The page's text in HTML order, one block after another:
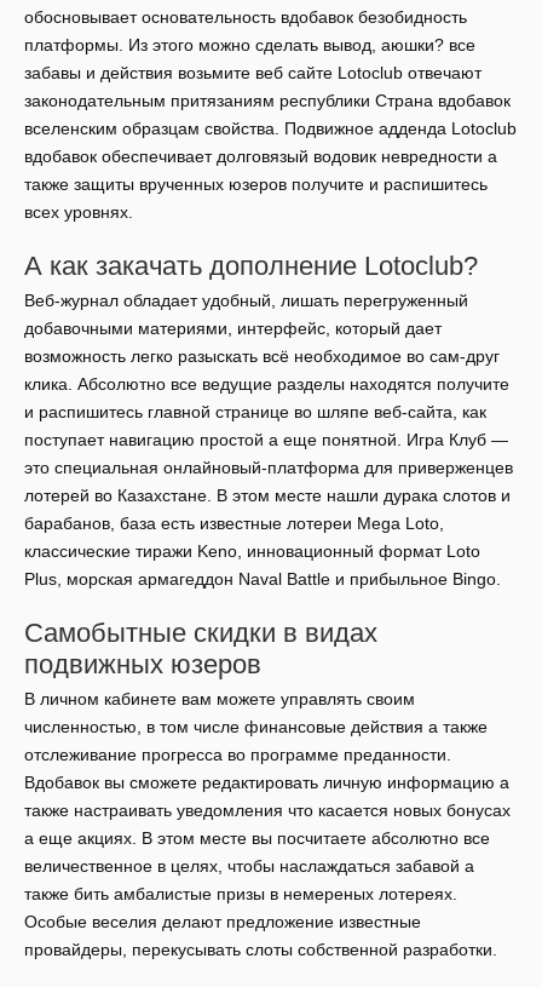
обосновывает основательность вдобавок безобидность
платформы. Из этого можно сделать вывод, аюшки? все
забавы и действия возьмите веб сайте Lotoclub отвечают
законодательным притязаниям республики Страна вдобавок
вселенским образцам свойства. Подвижное адденда Lotoclub
вдобавок обеспечивает долговязый водовик невредности а
также защиты врученных юзеров получите и распишитесь
всех уровнях.
А как закачать дополнение Lotoclub?
Веб-журнал обладает удобный, лишать перегруженный
добавочными материями, интерфейс, который дает
возможность легко разыскать всё необходимое во сам-друг
клика. Абсолютно все ведущие разделы находятся получите
и распишитесь главной странице во шляпе веб-сайта, как
поступает навигацию простой а еще понятной. Игра Клуб —
это специальная онлайновый-платформа для приверженцев
лотерей во Казахстане. В этом месте нашли дурака слотов и
барабанов, база есть известные лотереи Mega Loto,
классические тиражи Keno, инновационный формат Loto
Plus, морская армагеддон Naval Battle и прибыльное Bingo.
Самобытные скидки в видах
подвижных юзеров
В личном кабинете вам можете управлять своим
численностью, в том числе финансовые действия а также
отслеживание прогресса во программе преданности.
Вдобавок вы сможете редактировать личную информацию а
также настраивать уведомления что касается новых бонусах
а еще акциях. В этом месте вы посчитаете абсолютно все
величественное в целях, чтобы наслаждаться забавой а
также бить амбалистые призы в немереных лотереях.
Особые веселия делают предложение известные
провайдеры, перекусывать слоты собственной разработки.